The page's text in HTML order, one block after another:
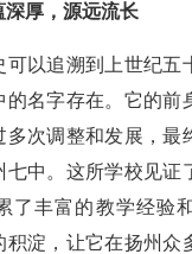
深厚，源远流长
可以追溯到上世纪五
的名字存在。它的前
多次调整和发展，最
七中。这所学校见证
了丰富的教学经验
积淀，让它在扬州众